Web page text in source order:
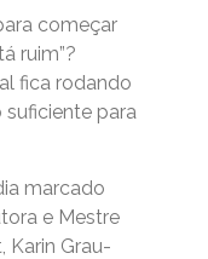
começar
ruim”?
fica rodando
para
marcado
e Mestre
Karin Grau-